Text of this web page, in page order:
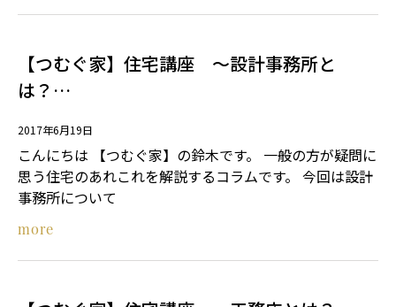
【つむぐ家】住宅講座 ～設計事務所と
は？…
2017年6月19日
こんにちは 【つむぐ家】の鈴木です。 一般の方が疑問に
思う住宅のあれこれを解説するコラムです。 今回は設計
事務所について
more